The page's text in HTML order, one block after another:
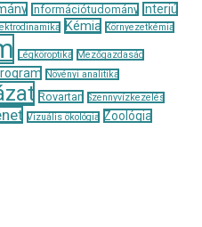
Információtudomány Interjú
Kémia Környezetkémia
Légköroptika
Mezőgazdaság
Növényi analitika
Rovartan Szennyvízkezelés
Vizuális ökológia Zoológia